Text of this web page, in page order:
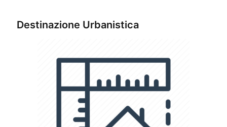
Destinazione Urbanistica